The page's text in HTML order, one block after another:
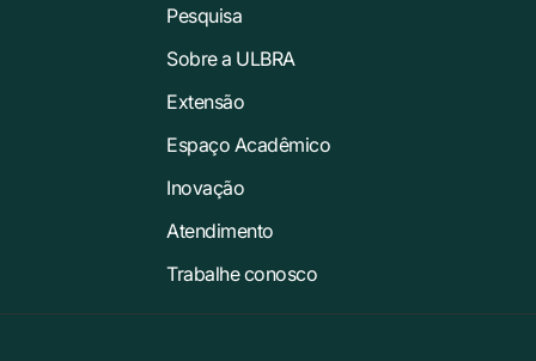
Pesquisa
Sobre a ULBRA
Extensão
Espaço Acadêmico
Inovação
Atendimento
Trabalhe conosco